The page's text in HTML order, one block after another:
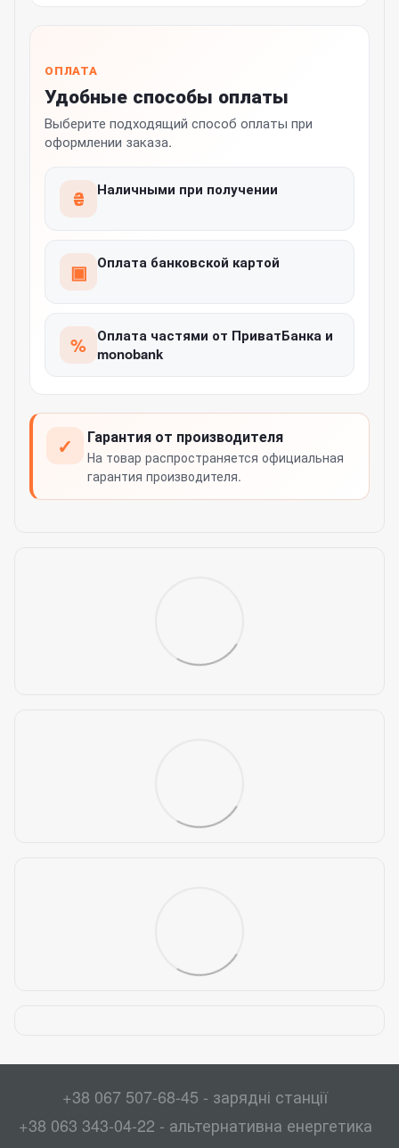
ОПЛАТА
Удобные способы оплаты
Выберите подходящий способ оплаты при
оформлении заказа.
₴ Наличными при получении
▣ Оплата банковской картой
% Оплата частями от ПриватБанка и
monobank
✓ Гарантия от производителя
На товар распространяется официальная
гарантия производителя.
+38 067 507-68-45 - зарядні станції
+38 063 343-04-22 - альтернативна енергетика